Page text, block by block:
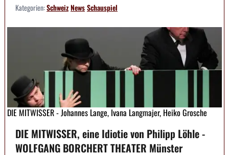
Kategorien:SchweizNewsSchauspiel
DIE MITWISSER - Johannes Lange, Ivana Langmajer, Heiko Grosche
DIE MITWISSER, eine Idiotie von Philipp Löhle -
WOLFGANG BORCHERT THEATER Münster